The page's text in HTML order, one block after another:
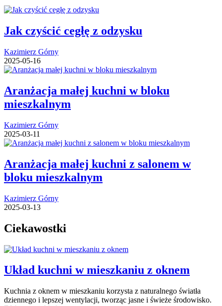
Jak czyścić cegłę z odzysku
Kazimierz Górny
2025-05-16
Aranżacja małej kuchni w bloku
mieszkalnym
Kazimierz Górny
2025-03-11
Aranżacja małej kuchni z salonem w
bloku mieszkalnym
Kazimierz Górny
2025-03-13
Ciekawostki
Układ kuchni w mieszkaniu z oknem
Kuchnia z oknem w mieszkaniu korzysta z naturalnego światła
dziennego i lepszej wentylacji, tworząc jasne i świeże środowisko.